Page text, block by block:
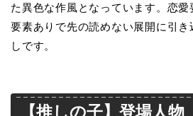
た異色な作風となっています。恋
要素ありで先の読めない展開に引
しです。
【推しの子】登場人物